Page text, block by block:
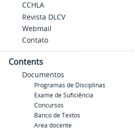
CCHLA
Revista DLCV
Webmail
Contato
Contents
Documentos
Programas de Disciplinas
Exame de Suficiência
Concursos
Banco de Textos
Area docente